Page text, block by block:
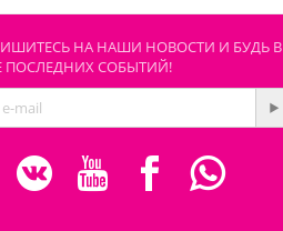
НА НАШИ НОВОСТИ И БУДЬ В
ПОСЛЕДНИХ СОБЫТИЙ!